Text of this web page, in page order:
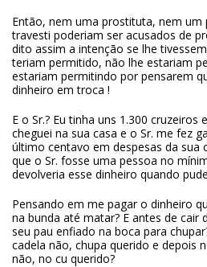
Então, nem uma prostituta, nem
travesti poderiam ser acusados de
dito assim a intenção se lhe
teriam permitido, não lhe estariam
estariam permitindo por pensarem
dinheiro em troca !
E o Sr.? Eu tinha uns 1.300
cheguei na sua casa e o Sr. me fez
último centavo em despesas da sua
que o Sr. fosse uma pessoa no
devolveria esse dinheiro quando
Pensando em me pagar o dinheiro
na bunda até matar? E antes de
seu pau enfiado na boca para
cadela não, chupa querido e depois
não, no cu querido?